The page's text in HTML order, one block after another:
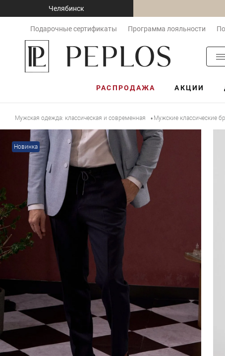
Челябинск
Подарочные сертификаты Программа лояльности
РАСПРОДАЖА АКЦИИ
Мужская одежда: классическая и современная • Мужские классические
Новинка